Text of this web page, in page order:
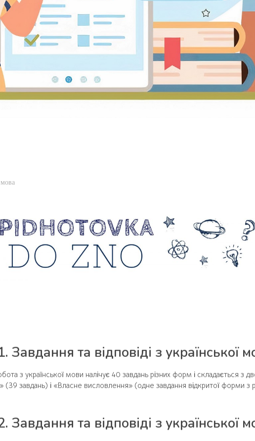
та відповіді з української
з української мови налічує 40 завдань різних форм і складається з
(39 завдань) і «Власне висловлення» (одне завдання відкритої форми з
та відповіді з української